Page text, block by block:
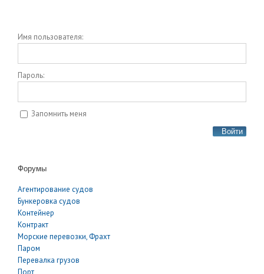
Имя пользователя:
Пароль:
Запомнить меня
Войти
Форумы
Агентирование судов
Бункеровка судов
Контейнер
Контракт
Морские перевозки, Фрахт
Паром
Перевалка грузов